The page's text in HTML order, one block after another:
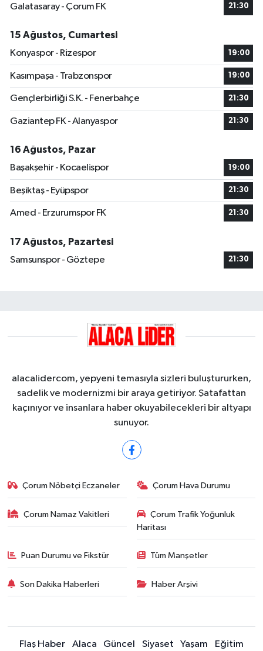
Galatasaray - Çorum FK
21:30
15 Ağustos, Cumartesi
Konyaspor - Rizespor
19:00
Kasımpaşa - Trabzonspor 19:00
Gençlerbirliği S.K. - Fenerbahçe 21:30
Gaziantep FK - Alanyaspor 21:30
16 Ağustos, Pazar
Başakşehir - Kocaelispor
19:00
Beşiktaş - Eyüpspor 21:30
Amed - Erzurumspor FK 21:30
17 Ağustos, Pazartesi
Samsunspor - Göztepe
21:30
alacalidercom, yepyeni temasıyla sizleri buluştururken,
sadelik ve modernizmi bir araya getiriyor. Şatafattan
kaçınıyor ve insanlara haber okuyabilecekleri bir altyapı
sunuyor.
Çorum Nöbetçi Eczaneler Çorum Hava Durumu
Çorum Namaz Vakitleri
Çorum Trafik Yoğunluk
Haritası
Puan Durumu ve Fikstür Tüm Manşetler
Son Dakika Haberleri Haber Arşivi
Flaş Haber Alaca Güncel Siyaset Yaşam Eğitim